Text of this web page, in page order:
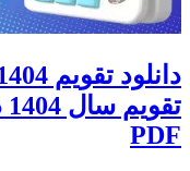
PDF